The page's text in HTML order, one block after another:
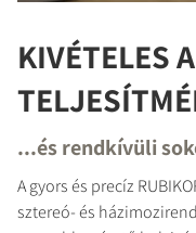
KIVÉTELES
...és rendkívüli
A gyors és precíz
sztereó- és